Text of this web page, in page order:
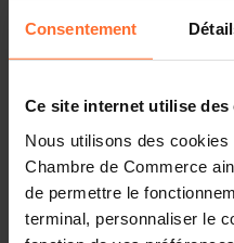
Consentement
Ce site internet utilise des
Nous utilisons des
Chambre de Commerce
de permettre le
terminal, personnaliser le
Andere